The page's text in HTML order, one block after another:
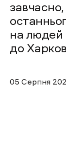
на людей
до
05 Cерпня